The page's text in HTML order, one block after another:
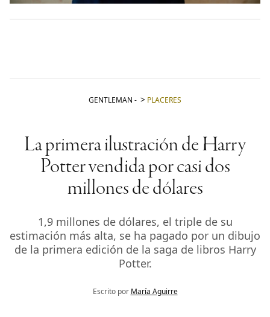
GENTLEMAN - PLACERES
La primera ilustración de Harry
Potter vendida por casi dos
millones de dólares
1,9 millones de dólares, el triple de su
estimación más alta, se ha pagado por un dibujo
de la primera edición de la saga de libros Harry
Potter.
Escrito por María Aguirre